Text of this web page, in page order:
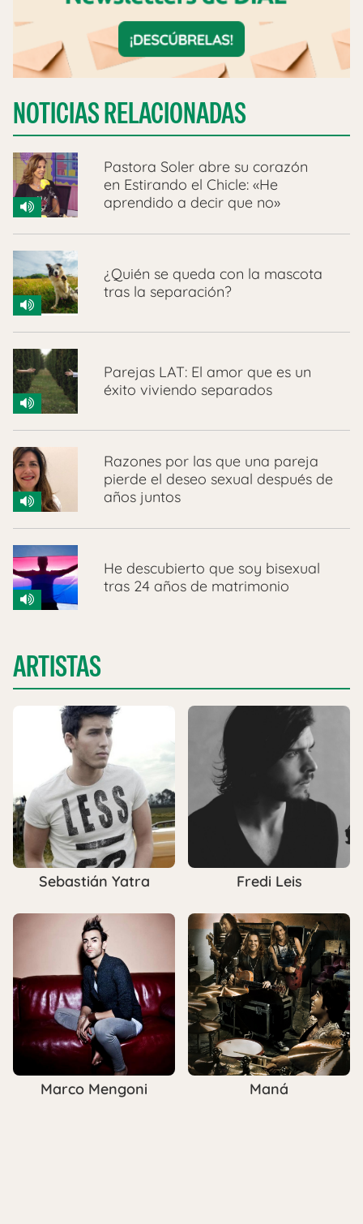
NOTICIAS RELACIONADAS
Pastora Soler abre su corazón
en Estirando el Chicle: «He
aprendido a decir que no»
¿Quién se queda con la mascota
tras la separación?
Parejas LAT: El amor que es un
éxito viviendo separados
Razones por las que una pareja
pierde el deseo sexual después de
años juntos
He descubierto que soy bisexual
tras 24 años de matrimonio
ARTISTAS
Sebastián Yatra Fredi Leis
Marco Mengoni Maná